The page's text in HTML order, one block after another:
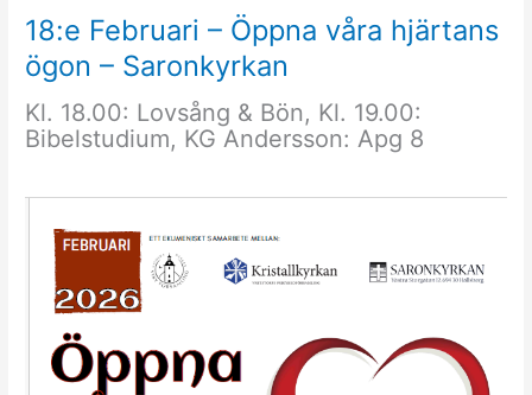
18:e Februari – Öppna våra hjärtans
ögon – Saronkyrkan
Kl. 18.00: Lovsång & Bön, Kl. 19.00:
Bibelstudium, KG Andersson: Apg 8